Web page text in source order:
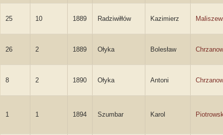
25 10 1889 Radziwiłłów Kazimierz
26 2 1889 Ołyka Bolesław
8 2 1890 Ołyka Antoni
1 1 1894 Szumbar Karol